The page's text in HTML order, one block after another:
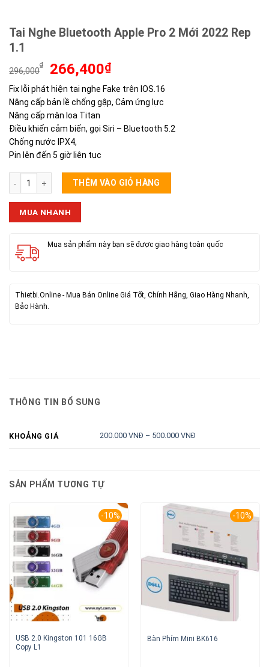
Tai Nghe Bluetooth Apple Pro 2 Mới 2022 Rep
1.1
296,000
₫
Giá
là:
296,000₫.
266,400₫Giá
tại
là:
Fix lỗi phát hiện tai nghe Fake trên IOS.16
Nâng cấp bản lề chống gập, Cảm ứng lực
Nâng cấp màn loa Titan
Điều khiển cảm biến, gọi Siri – Bluetooth 5.2
Chống nước IPX4,
Pin lên đến 5 giờ liên tục
Tai Nghe Bluetooth Apple Pro 2 Mới 2022 Rep 1.1 số lượng
THÊM VÀO GIỎ HÀNG
MUA NHANH
Mua sản phẩm này bạn sẽ được giao hàng toàn quốc
Thietbi.Online - Mua Bán Online Giá Tốt, Chính Hãng, Giao Hàng Nhanh,
Bảo Hành.
THÔNG TIN BỔ SUNG
KHOẢNG GIÁ 200.000 VNĐ – 500.000 VNĐ
SẢN PHẨM TƯƠNG TỰ
-10%
USB 2.0 Kingston 101 16GB
Copy L1
-10%
Bàn Phím Mini BK616